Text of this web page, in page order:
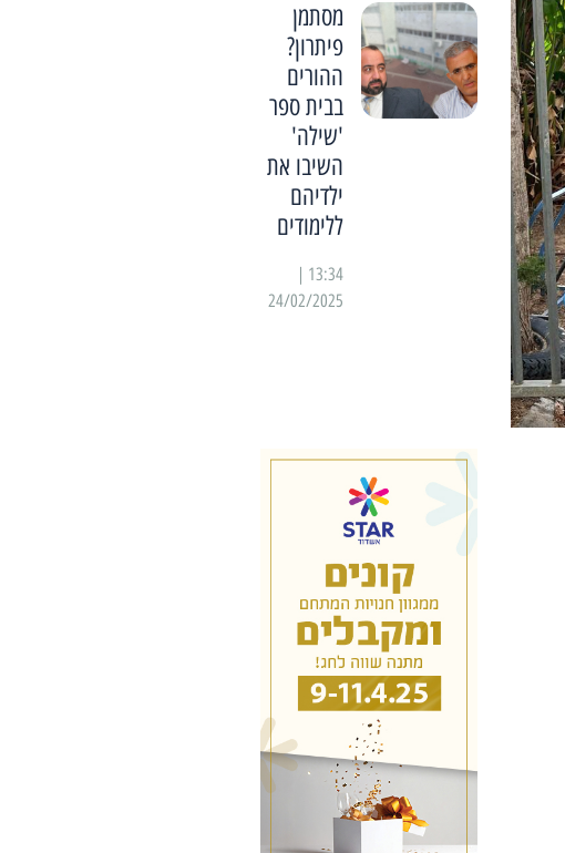
מסתמן
פיתרון?
ההורים
בבית ספר
'שילה'
השיבו את
ילדיהם
ללימודים
24/02/2025